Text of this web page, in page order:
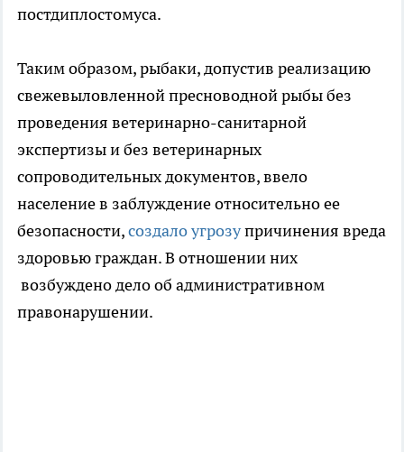
постдиплостомуса.
Таким образом, рыбаки, допустив реализацию
свежевыловленной пресноводной рыбы без
проведения ветеринарно-санитарной
экспертизы и без ветеринарных
сопроводительных документов, ввело
население в заблуждение относительно ее
безопасности,создало угрозупричинения вреда
здоровью граждан. В отношении них
возбуждено дело об административном
правонарушении.